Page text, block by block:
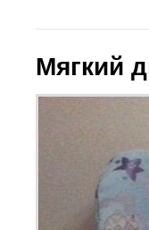
Мягкий